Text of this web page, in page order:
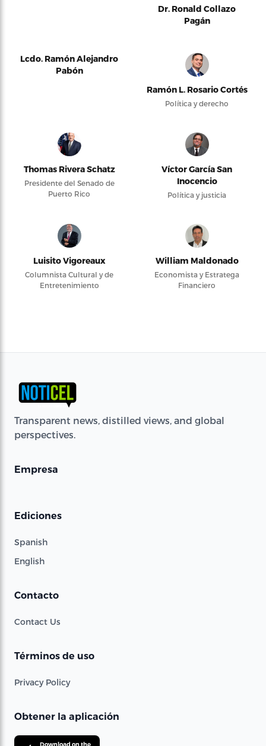
Dr. Ronald Collazo
Pagán
Lcdo. Ramón Alejandro
Pabón
Ramón L. Rosario Cortés
Política y derecho
Thomas Rivera Schatz
Presidente del Senado de
Puerto Rico
Víctor García San
Inocencio
Política y justicia
Luisito Vigoreaux
Columnista Cultural y de
Entretenimiento
William Maldonado
Economista y Estratega
Financiero
Transparent news, distilled views, and global
perspectives.
Empresa
Ediciones
Spanish
English
Contacto
Contact Us
Términos de uso
Privacy Policy
Obtener la aplicación